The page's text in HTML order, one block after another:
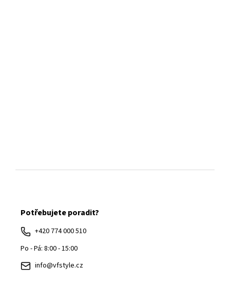
Potřebujete poradit?
+420 774 000 510
Po - Pá: 8:00 - 15:00
info@vfstyle.cz